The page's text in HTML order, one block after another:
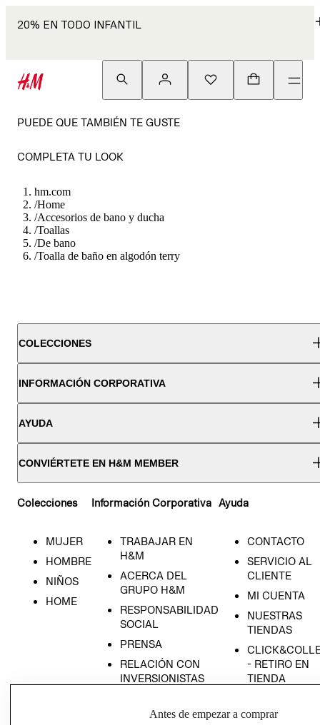
20% EN TODO INFANTIL
PUEDE QUE TAMBIÉN TE GUSTE
COMPLETA TU LOOK
hm.com
/Home
/Accesorios de bano y ducha
/Toallas
/De bano
/Toalla de baño en algodón terry
COLECCIONES
INFORMACIÓN CORPORATIVA
AYUDA
CONVIÉRTETE EN H&M MEMBER
Colecciones
MUJER
HOMBRE
NIÑOS
HOME
Información Corporativa
TRABAJAR EN
H&M
ACERCA DEL
GRUPO H&M
RESPONSABILIDAD
SOCIAL
PRENSA
RELACIÓN CON
INVERSIONISTAS
EMPRESARIAL
Ayuda
CONTACTO
SERVICIO AL
CLIENTE
MI CUENTA
NUESTRAS
TIENDAS
- RETIRO EN
TIENDA
CONDICIONES
Antes de empezar a comprar